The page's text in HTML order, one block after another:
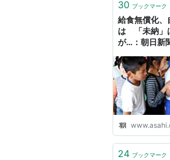
30 ブックマーク
給食無償化、
は 「未納」
が…：朝日新
24 ブックマーク